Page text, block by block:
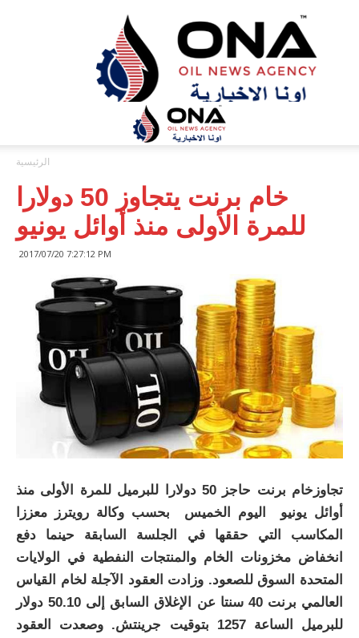
ONA™
NEWS
/
أونا
الاخبارية
الرئيسية
خام برنت يتجاوز 50 دولارا
للمرة الأولى منذ أوائل يونيو
2017/07/20 7:27:12 PM
تجاوزخام برنت حاجز 50 دولارا للبرميل للمرة الأولى منذ
أوائل يونيو اليوم الخميس بحسب وكالة رويترز معززا
المكاسب التي حققها في الجلسة السابقة حينما دفع
انخفاض مخزونات الخام والمنتجات النفطية في الولايات
المتحدة السوق للصعود. وزادت العقود الآجلة لخام القياس
العالمي برنت 40 سنتا عن الإغلاق السابق إلى 50.10 دولار
للبرميل الساعة 1257 بتوقيت جرينتش. وصعدت العقود